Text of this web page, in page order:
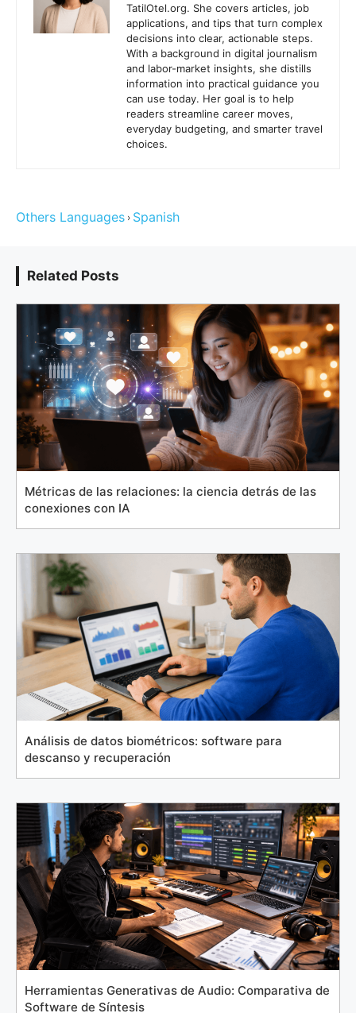
TatilOtel.org. She covers articles, job
applications, and tips that turn complex
decisions into clear, actionable steps.
With a background in digital journalism
and labor-market insights, she distills
information into practical guidance you
can use today. Her goal is to help
readers streamline career moves,
everyday budgeting, and smarter travel
choices.
Others Languages › Spanish
Related Posts
Métricas de las relaciones: la ciencia detrás de las
conexiones con IA
Análisis de datos biométricos: software para
descanso y recuperación
Herramientas Generativas de Audio: Comparativa de
Software de Síntesis